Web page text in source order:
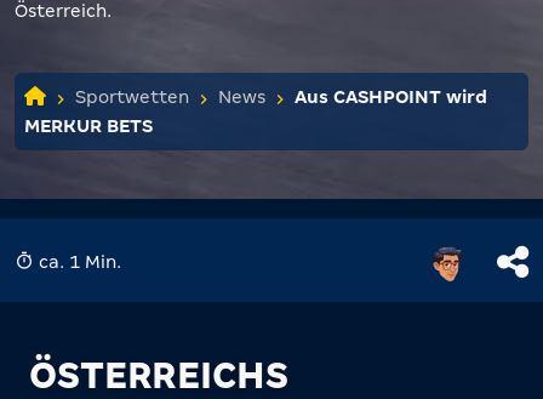
Österreich.
Sportwetten News
Aus CASHPOINT wird
MERKUR BETS
ca. 1 Min.
ÖSTERREICHS